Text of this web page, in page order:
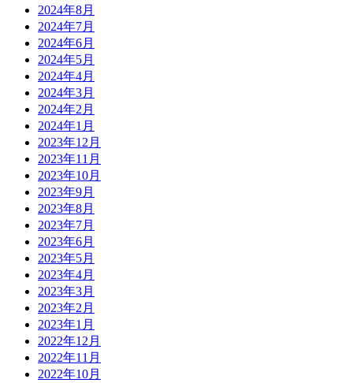
2024年8月
2024年7月
2024年6月
2024年5月
2024年4月
2024年3月
2024年2月
2024年1月
2023年12月
2023年11月
2023年10月
2023年9月
2023年8月
2023年7月
2023年6月
2023年5月
2023年4月
2023年3月
2023年2月
2023年1月
2022年12月
2022年11月
2022年10月